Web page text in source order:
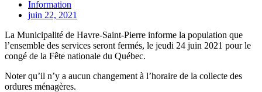
Information
juin 22, 2021
La Municipalité de Havre-Saint-Pierre informe la population que
l’ensemble des services seront fermés, le jeudi 24 juin 2021 pour le
congé de la Fête nationale du Québec.
Noter qu’il n’y a aucun changement à l’horaire de la collecte des
ordures ménagères.